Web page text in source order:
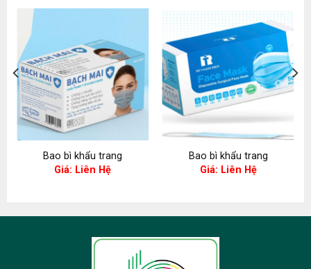
Bao bì khẩu trang
Giá: Liên Hệ
Bao bì khẩu trang
Giá: Liên Hệ